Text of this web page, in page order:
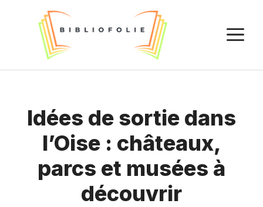
contenu
Idées de sortie dans
l’Oise : châteaux,
parcs et musées à
découvrir